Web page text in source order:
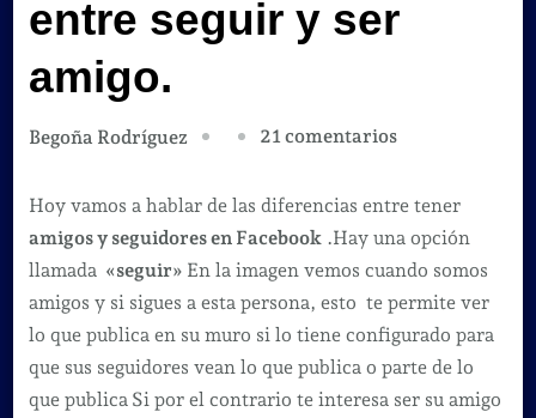
entre seguir y ser
amigo.
Begoña Rodríguez 21 comentariosen
diferencias
entre
seguir
y
ser
amigo.
Hoy vamos a hablar de las diferencias entre tener
amigos y seguidores en Facebook.Hay una opción
llamada «seguir» En la imagen vemos cuando somos
amigos y si sigues a esta persona, esto te permite ver
lo que publica en su muro si lo tiene configurado para
que sus seguidores vean lo que publica o parte de lo
que publica Si por el contrario te interesa ser su amigo